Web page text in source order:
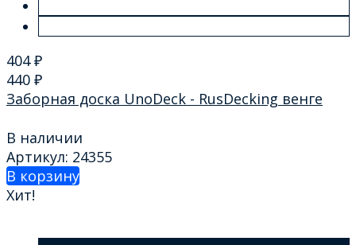
404₽
440 ₽
Заборная доска UnoDeck - RusDecking венге
В наличии
Артикул: 24355
В корзину
Хит!